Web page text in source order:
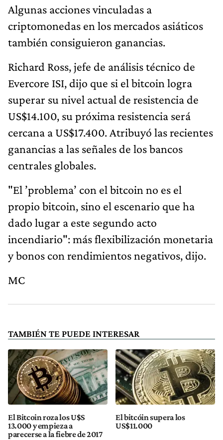
Algunas acciones vinculadas a
criptomonedas en los mercados asiáticos
también consiguieron ganancias.
Richard Ross, jefe de análisis técnico de
Evercore ISI, dijo que si el bitcoin logra
superar su nivel actual de resistencia de
US$14.100, su próxima resistencia será
cercana a US$17.400. Atribuyó las recientes
ganancias a las señales de los bancos
centrales globales.
"El ’problema’ con el bitcoin no es el
propio bitcoin, sino el escenario que ha
dado lugar a este segundo acto
incendiario": más flexibilización monetaria
y bonos con rendimientos negativos, dijo.
MC
TAMBIÉN TE PUEDE INTERESAR
El Bitcoin roza los U$S
13.000 y empieza a
parecerse a la fiebre de 2017
El bitcóin supera los
US$11.000